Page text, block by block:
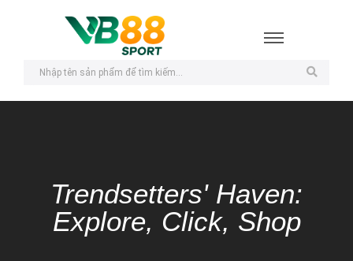
Trendsetters' Haven:
Explore, Click, Shop